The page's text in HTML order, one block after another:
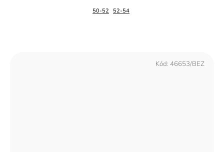
50-52 52-54
Kód: 46653/BEZ